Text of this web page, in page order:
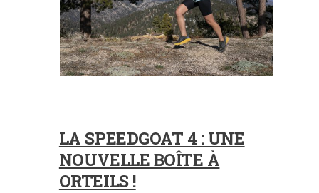
LA SPEEDGOAT 4 : UNE
NOUVELLE BOÎTE À
ORTEILS !